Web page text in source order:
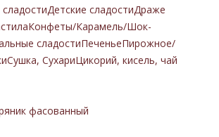
Детские сладостиДраже
Конфеты/Карамель/Шок-
сладостиПеченьеПирожное/
Сушка, СухариЦикорий, кисель, чай
фасованный